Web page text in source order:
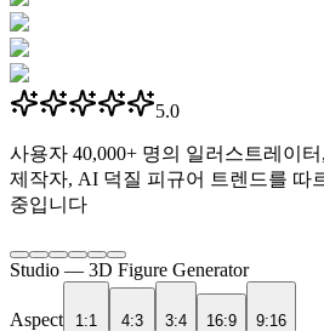
5.0
사용자 40,000+ 명의 일러스트레이
제작자, AI 덕질 피규어 트렌드를 따
중입니다
Studio — 3D Figure Generator
Aspect 1:1 4:3 3:4 16:9 9:16